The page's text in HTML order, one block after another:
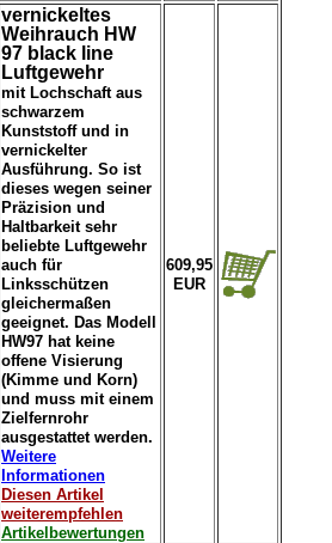
vernickeltes
Weihrauch HW
97 black line
Luftgewehr
mit Lochschaft aus
schwarzem
Kunststoff und in
vernickelter
Ausführung. So ist
dieses wegen seiner
Präzision und
Haltbarkeit sehr
beliebte Luftgewehr
auch für
Linksschützen
gleichermaßen
geeignet. Das Modell
HW97 hat keine
offene Visierung
(Kimme und Korn)
und muss mit einem
Zielfernrohr
ausgestattet werden.
Weitere
Informationen
Diesen Artikel
weiterempfehlen
Artikelbewertungen
609,95
EUR